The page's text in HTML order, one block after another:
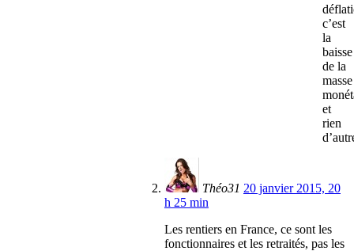
c’est
la
baisse
de la
masse
et
rien
Théo31 20 janvier 2015, 20
h 25 min
Les rentiers en France, ce sont les
fonctionnaires et les retraités, pas les